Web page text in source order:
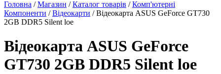
Головна /Магазин /Каталог товарів /Комп'ютерні
Компоненти /Відеокарти / Вiдеокарта ASUS GeForce GT730
2GB DDR5 Silent loe
Вiдеокарта ASUS GeForce
GT730 2GB DDR5 Silent loe